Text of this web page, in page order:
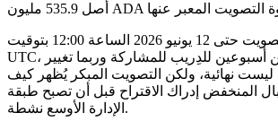
تستمر عملية التصويت حتى 12 يونيو 2026 الساعة 12:00 بتوقيت
UTC، مما يمنح أكثر من أسبوعين للدِريب للمشاركة وربما تغيير
ليست نهائية، ولكن التصويت المبكر يُظهر كيف
المنخفض إدراك الاقتراح قبل أن تصبح طبقة
الإدارة الأوسع نشطة.